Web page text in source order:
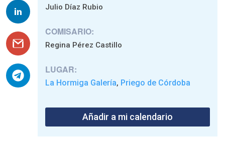
Julio Díaz Rubio
COMISARIO:
Regina Pérez Castillo
LUGAR:
La Hormiga Galería, Priego de Córdoba
Añadir a mi calendario